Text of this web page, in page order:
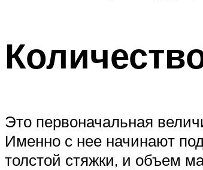
Это первоначальная
Именно с нее начинают
толстой стяжки, и объем